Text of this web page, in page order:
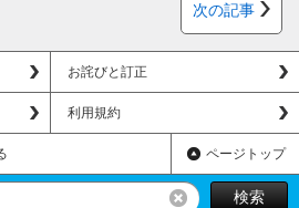
次の記事
お詫びと訂正
利用規約
ページトップ
リセット検索